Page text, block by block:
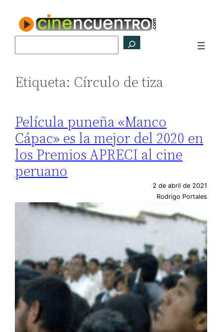
contenido
Etiqueta: Círculo de tiza
Película puneña «Manco
Cápac» es la mejor del 2020 en
los Premios APRECI al cine
peruano
2 de abril de 2021
Rodrigo Portales